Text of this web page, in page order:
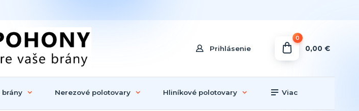
Prihlásenie
0
0,00 €
brány Nerezové polotovary Hliníkové polotovary Viac